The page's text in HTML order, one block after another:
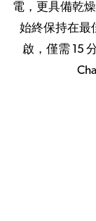
電，更具備乾
始終保持在最
啟，僅需 15